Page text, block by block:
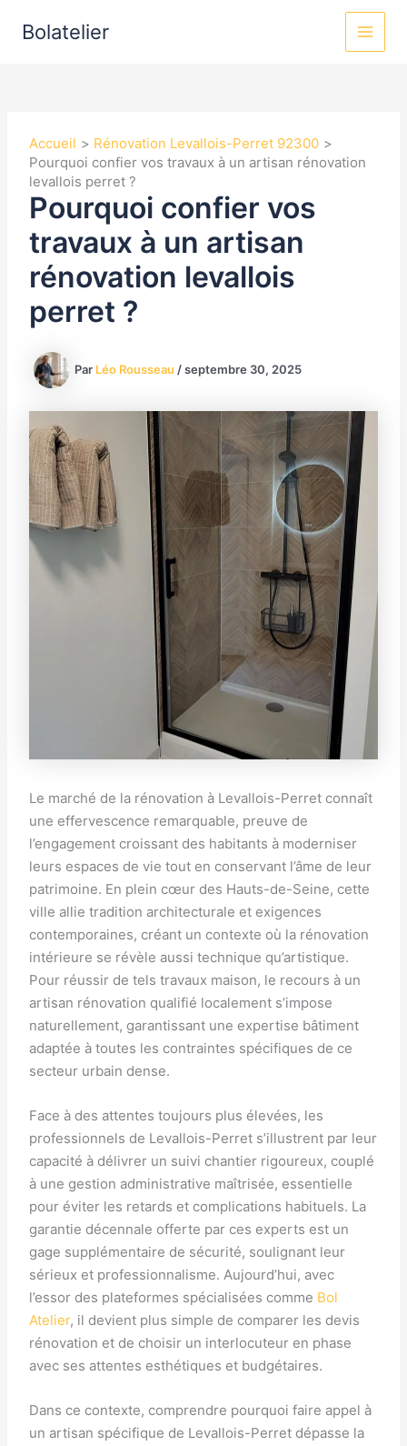
Bolatelier
MAIN
Accueil
Rénovation Levallois-Perret 92300
Pourquoi confier vos travaux à un artisan rénovation
levallois perret ?
Pourquoi confier vos
travaux à un artisan
rénovation levallois
perret ?
Par Léo Rousseau /septembre 30, 2025
Le marché de la rénovation à Levallois-Perret connaît
une effervescence remarquable, preuve de
l’engagement croissant des habitants à moderniser
leurs espaces de vie tout en conservant l’âme de leur
patrimoine. En plein cœur des Hauts-de-Seine, cette
ville allie tradition architecturale et exigences
contemporaines, créant un contexte où la rénovation
intérieure se révèle aussi technique qu’artistique.
Pour réussir de tels travaux maison, le recours à un
artisan rénovation qualifié localement s’impose
naturellement, garantissant une expertise bâtiment
adaptée à toutes les contraintes spécifiques de ce
secteur urbain dense.
Face à des attentes toujours plus élevées, les
professionnels de Levallois-Perret s’illustrent par leur
capacité à délivrer un suivi chantier rigoureux, couplé
à une gestion administrative maîtrisée, essentielle
pour éviter les retards et complications habituels. La
garantie décennale offerte par ces experts est un
gage supplémentaire de sécurité, soulignant leur
sérieux et professionnalisme. Aujourd’hui, avec
l’essor des plateformes spécialisées comme Bol
Atelier, il devient plus simple de comparer les devis
rénovation et de choisir un interlocuteur en phase
avec ses attentes esthétiques et budgétaires.
Dans ce contexte, comprendre pourquoi faire appel à
un artisan spécifique de Levallois-Perret dépasse la